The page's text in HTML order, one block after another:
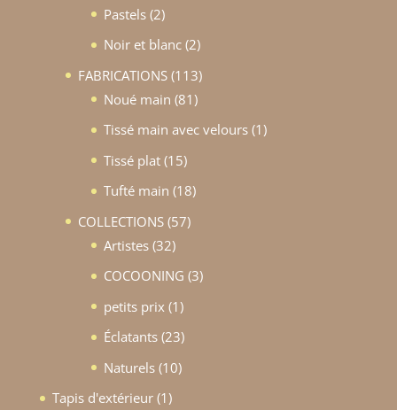
Pastels 22
produits
Noir et blanc 22
produits
FABRICATIONS 113113
produits
Noué main 8181
produits
Tissé main avec velours 11
Tissé plat 1515
produits
Tufté main 1818
COLLECTIONS 5757
Artistes 3232
produits
COCOONING 33
petits prix 11
produit
Éclatants 2323
produits
Naturels 1010
Tapis d'extérieur 11